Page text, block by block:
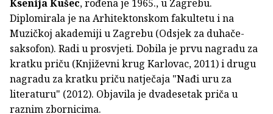
Ksenija Kušec, rođena je 1965., u Zagrebu.
Diplomirala je na Arhitektonskom fakultetu i na
Muzičkoj akademiji u Zagrebu (Odsjek za duhače-
saksofon). Radi u prosvjeti. Dobila je prvu nagradu za
kratku priču (Književni krug Karlovac, 2011) i drugu
nagradu za kratku priču natječaja "Nađi uru za
literaturu" (2012). Objavila je dvadesetak priča u
raznim zbornicima.